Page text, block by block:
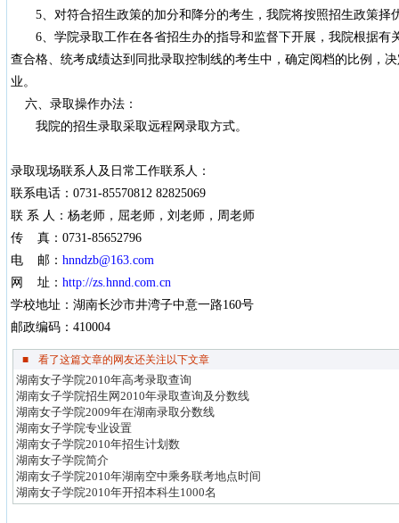
5、对符合招生政策的加分和降分的考生，我院将按照招生政策择
6、学院录取工作在各省招生办的指导和监督下开展，我院根据有
查合格、统考成绩达到同批录取控制线的考生中，确定阅档的比例，
业。
六、录取操作办法：
我院的招生录取采取远程网录取方式。
录取现场联系人及日常工作联系人：
联系电话：0731-85570812 82825069
联 系 人：杨老师，屈老师，刘老师，周老师
传 真：0731-85652796
电 邮： hnndzb@163.com
网 址： http://zs.hnnd.com.cn
学校地址：湖南长沙市井湾子中意一路160号
邮政编码：410004
■ 看了这篇文章的网友还关注以下文章
湖南女子学院2010年高考录取查询
湖南女子学院招生网2010年录取查询及分数线
湖南女子学院2009年在湖南录取分数线
湖南女子学院专业设置
湖南女子学院2010年招生计划数
湖南女子学院简介
湖南女子学院2010年湖南空中乘务联考地点时间
湖南女子学院2010年开招本科生1000名